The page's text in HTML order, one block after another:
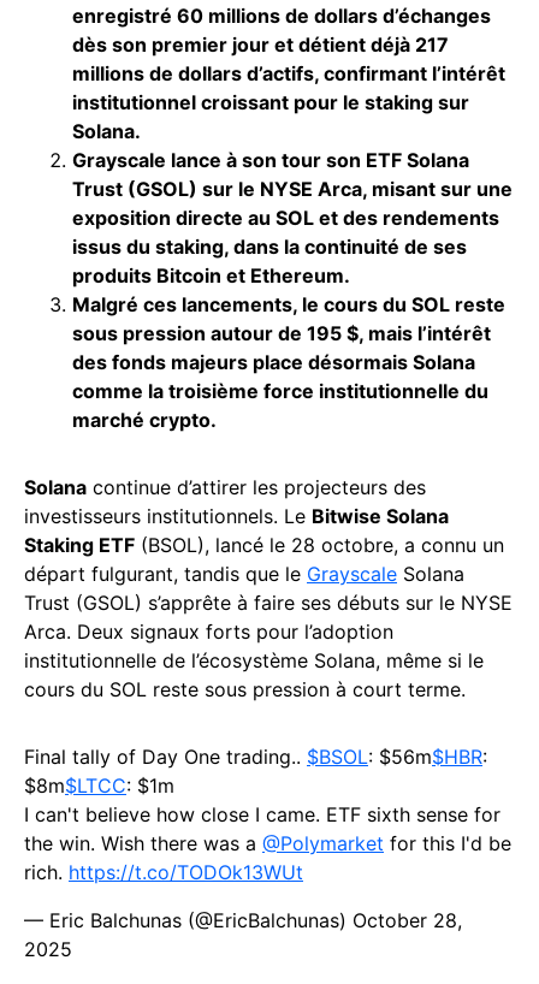
enregistré 60 millions de dollars d’échanges
dès son premier jour et détient déjà 217
millions de dollars d’actifs, confirmant l’intérêt
institutionnel croissant pour le staking sur
Solana.
Grayscale lance à son tour son ETF Solana
Trust (GSOL) sur le NYSE Arca, misant sur une
exposition directe au SOL et des rendements
issus du staking, dans la continuité de ses
produits Bitcoin et Ethereum.
Malgré ces lancements, le cours du SOL reste
sous pression autour de 195 $, mais l’intérêt
des fonds majeurs place désormais Solana
comme la troisième force institutionnelle du
marché crypto.
Solana continue d’attirer les projecteurs des
investisseurs institutionnels. Le Bitwise Solana
Staking ETF (BSOL), lancé le 28 octobre, a connu un
départ fulgurant, tandis que le Grayscale Solana
Trust (GSOL) s’apprête à faire ses débuts sur le NYSE
Arca. Deux signaux forts pour l’adoption
institutionnelle de l’écosystème Solana, même si le
cours du SOL reste sous pression à court terme.
Final tally of Day One trading.. $BSOL: $56m$HBR:
$8m$LTCC: $1m
I can't believe how close I came. ETF sixth sense for
the win. Wish there was a @Polymarket for this I'd be
rich. https://t.co/TODOk13WUt
— Eric Balchunas (@EricBalchunas) October 28,
2025